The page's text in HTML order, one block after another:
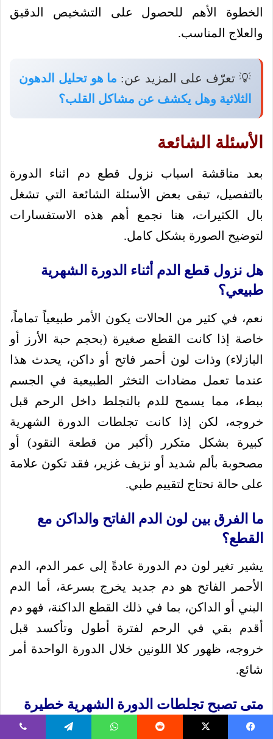
الخطوة الأهم للحصول على التشخيص الدقيق
والعلاج المناسب.
💡 تعرّف على المزيد عن: ما هو تحليل الدهون
الثلاثية وهل يكشف عن مشاكل القلب؟
الأسئلة الشائعة
بعد مناقشة اسباب نزول قطع دم اثناء الدورة
بالتفصيل، تبقى بعض الأسئلة الشائعة التي تشغل
بال الكثيرات، هنا نجمع أهم هذه الاستفسارات
لتوضيح الصورة بشكل كامل.
هل نزول قطع الدم أثناء الدورة الشهرية
طبيعي؟
نعم، في كثير من الحالات يكون الأمر طبيعياً تماماً،
خاصة إذا كانت القطع صغيرة (بحجم حبة الأرز أو
البازلاء) وذات لون أحمر فاتح أو داكن، يحدث هذا
عندما تعمل مضادات التخثر الطبيعية في الجسم
ببطء، مما يسمح للدم بالتجلط داخل الرحم قبل
خروجه، لكن إذا كانت تجلطات الدورة الشهرية
كبيرة بشكل متكرر (أكبر من قطعة النقود) أو
مصحوبة بألم شديد أو نزيف غزير، فقد تكون علامة
على حالة تحتاج لتقييم طبي.
ما الفرق بين لون الدم الفاتح والداكن مع
القطع؟
يشير تغير لون دم الدورة عادةً إلى عمر الدم، الدم
الأحمر الفاتح هو دم جديد يخرج بسرعة، أما الدم
البني أو الداكن، بما في ذلك القطع الداكنة، فهو دم
أقدم بقي في الرحم لفترة أطول وتأكسد قبل
خروجه، ظهور كلا اللونين خلال الدورة الواحدة أمر
شائع.
متى تصبح تجلطات الدورة الشهرية خطيرة
وتستدعي زيارة الطبيب؟